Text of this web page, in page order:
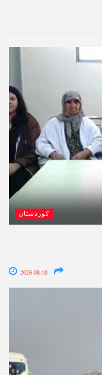
کوردستان
2026-08-10